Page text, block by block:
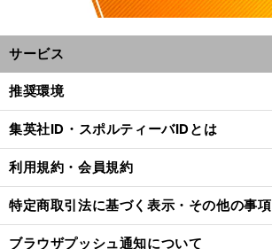
サービス
推奨環境
集英社ID・スポルティーバIDとは
利用規約・会員規約
特定商取引法に基づく表示・その他の事項
ブラウザプッシュ通知について